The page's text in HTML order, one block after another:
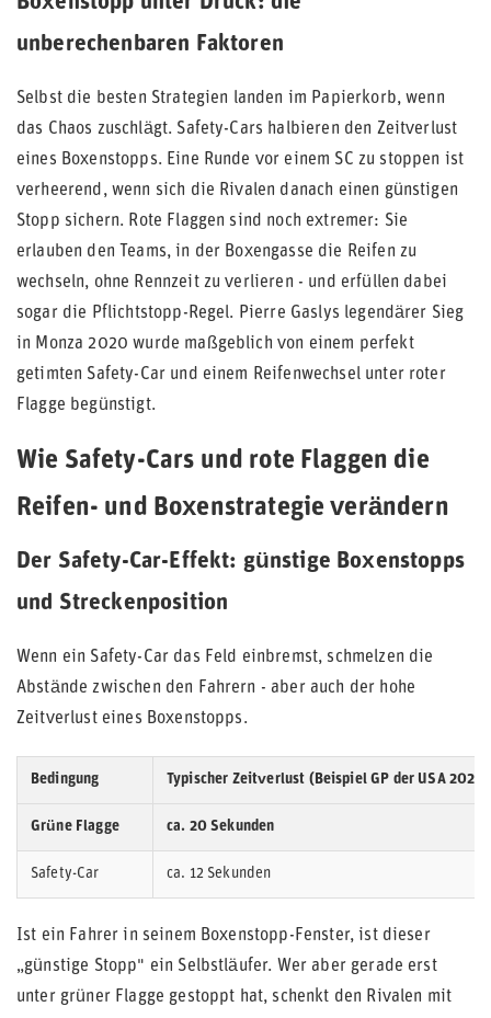
unberechenbaren Faktoren
Selbst die besten Strategien landen im Papierkorb, wenn
das Chaos zuschlägt. Safety-Cars halbieren den Zeitverlust
eines Boxenstopps. Eine Runde vor einem SC zu stoppen ist
verheerend, wenn sich die Rivalen danach einen günstigen
Stopp sichern. Rote Flaggen sind noch extremer: Sie
erlauben den Teams, in der Boxengasse die Reifen zu
wechseln, ohne Rennzeit zu verlieren - und erfüllen dabei
sogar die Pflichtstopp-Regel. Pierre Gaslys legendärer Sieg
in Monza 2020 wurde maßgeblich von einem perfekt
getimten Safety-Car und einem Reifenwechsel unter roter
Flagge begünstigt.
Wie Safety-Cars und rote Flaggen die
Reifen- und Boxenstrategie verändern
Der Safety-Car-Effekt: günstige Boxenstopps
und Streckenposition
Wenn ein Safety-Car das Feld einbremst, schmelzen die
Abstände zwischen den Fahrern - aber auch der hohe
Zeitverlust eines Boxenstopps.
Bedingung Typischer Zeitverlust (Beispiel GP der USA 2022)
Grüne Flagge ca. 20 Sekunden
Safety-Car ca. 12 Sekunden
Ist ein Fahrer in seinem Boxenstopp-Fenster, ist dieser
„günstige Stopp" ein Selbstläufer. Wer aber gerade erst
unter grüner Flagge gestoppt hat, schenkt den Rivalen mit